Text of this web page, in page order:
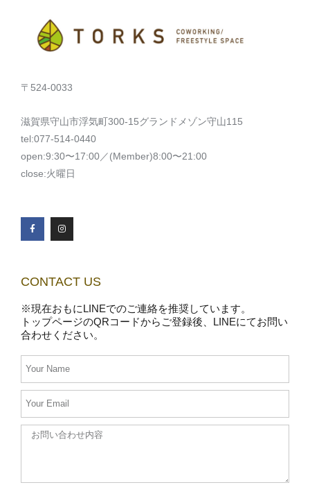
〒524-0033
滋賀県守山市浮気町300-15グランドメゾン守山115
tel:077-514-0440
open:9:30〜17:00／(Member)8:00〜21:00
close:火曜日
CONTACT US
※現在おもにLINEでのご連絡を推奨しています。
トップページのQRコードからご登録後、LINEにてお問い
合わせください。